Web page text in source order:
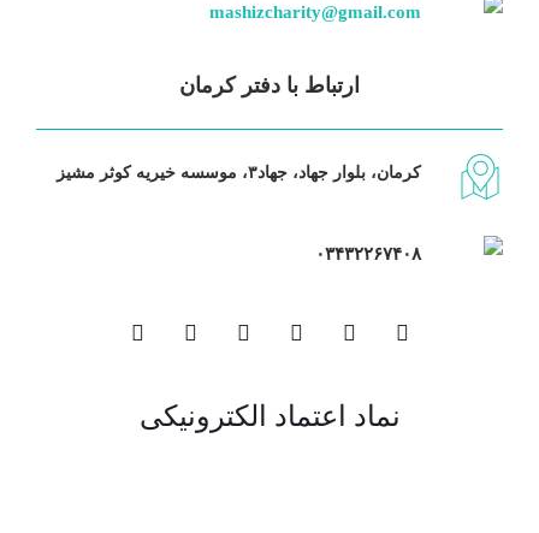
mashizcharity@gmail.com
ارتباط با دفتر کرمان
کرمان، بلوار جهاد، جهاد۳، موسسه خیریه کوثر مشیز
۰۳۴۳۲۲۶۷۴۰۸
نماد اعتماد الکترونیکی